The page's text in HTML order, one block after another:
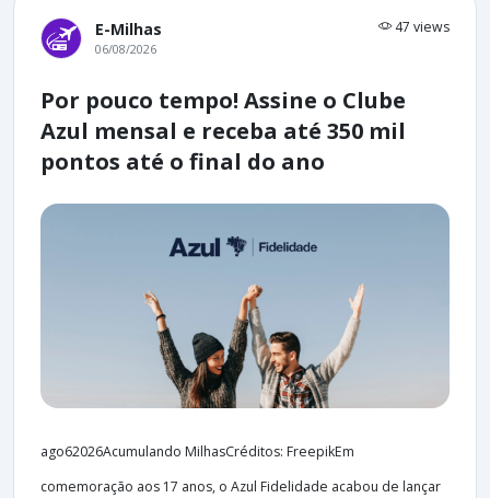
E-Milhas 47 views
06/08/2026
Por pouco tempo! Assine o Clube
Azul mensal e receba até 350 mil
pontos até o final do ano
ago62026Acumulando MilhasCréditos: FreepikEm
comemoração aos 17 anos, o Azul Fidelidade acabou de lançar